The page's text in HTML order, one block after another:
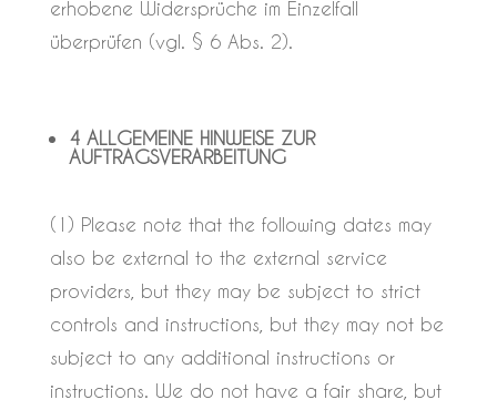
erhobene Widersprüche im Einzelfall
überprüfen (vgl. § 6 Abs. 2).
4 ALLGEMEINE HINWEISE ZUR
AUFTRAGSVERARBEITUNG
(1) Please note that the following dates may
also be external to the external service
providers, but they may be subject to strict
controls and instructions, but they may not be
subject to any additional instructions or
instructions. We do not have a fair share, but